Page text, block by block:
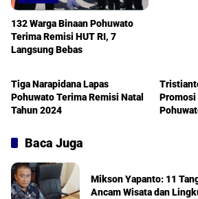
132 Warga Binaan Pohuwato
Terima Remisi HUT RI, 7
Langsung Bebas
Pohuwato
Tiga Narapidana Lapas
Pohuwato Terima Remisi Natal
Tahun 2024
Promosi
Baca Juga
Mikson Yapanto: 11
Ancam Wisata dan